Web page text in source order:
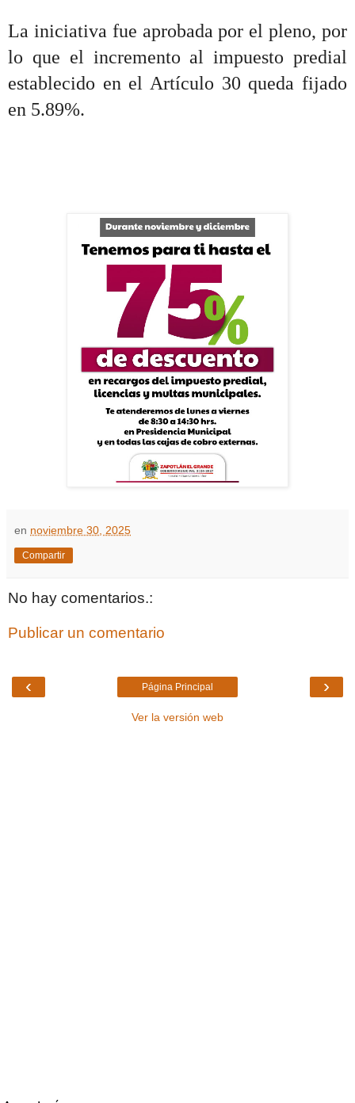
La iniciativa fue aprobada por el pleno, por
lo que el incremento al impuesto predial
establecido en el Artículo 30 queda fijado
en 5.89%.
en noviembre 30, 2025
Compartir
No hay comentarios.:
Publicar un comentario
‹ ›
Página Principal
Ver la versión web